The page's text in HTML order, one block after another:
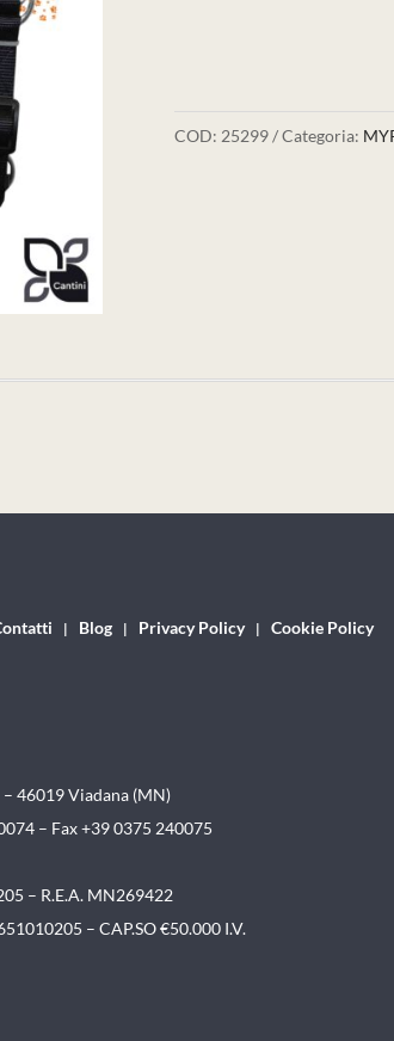
COD: 25299 Categoria:
Blog Privacy Policy Cookie Policy
– 46019Viadana (MN)
– Fax +39 0375 240075
– R.E.A. MN269422
– CAP.SO €50.000 I.V.